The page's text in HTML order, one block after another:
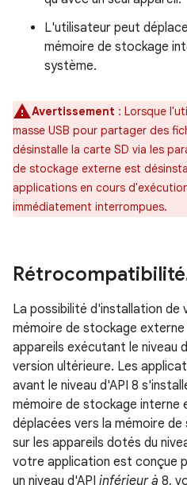
L'utilisateur peut
mémoire de stockage
système.
Avertissement : Lorsque
masse USB pour partager des
désinstalle la carte SD via les
de stockage externe est
applications en cours
immédiatement interrompues.
Rétrocompatibilité
La possibilité d'installation de
mémoire de stockage
appareils exécutant le niveau
version ultérieure. Les
avant le niveau d'API 8
mémoire de stockage interne
déplacées vers la mémoire
sur les appareils dotés du
votre application est conçue
un niveau d'API inférieur à 8,